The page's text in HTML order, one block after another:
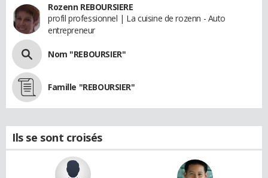
Rozenn REBOURSIERE
profil professionnel | La cuisine de rozenn - Auto
entrepreneur
Nom "REBOURSIER"
Famille "REBOURSIER"
Ils se sont croisés